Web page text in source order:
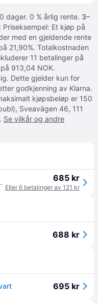
dager. 0 % årlig rente. 3–
: Priseksempel: Et kjøp på
med en gjeldende rente
21,90%. Totalkostnaden
11 betalinger på
913,04 NOK.
Dette gjelder kun for
godkjenning av Klarna.
kjøpsbeløp er 150
Sveavägen 46, 111
Se vilkår og andre
(1200 sider) 685 kr
Eller 6 betalinger av 121 kr
688 kr
695 kr